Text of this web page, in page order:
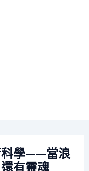
科學——當浪
有靈魂